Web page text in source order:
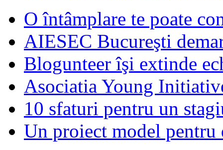
O întâmplare te poate
AIESEC Bucureşti
Blogunteer îşi extinde
Asociatia Young
10 sfaturi pentru un
Un proiect model